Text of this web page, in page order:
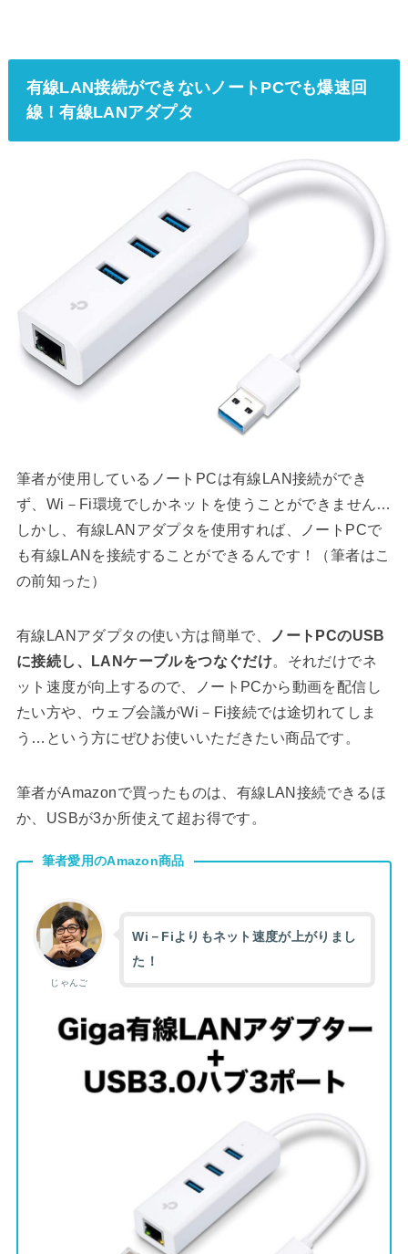
有線LAN接続ができないノートPCでも爆速回
線！有線LANアダプタ
筆者が使用しているノートPCは有線LAN接続ができ
ず、Wi－Fi環境でしかネットを使うことができません…
しかし、有線LANアダプタを使用すれば、ノートPCで
も有線LANを接続することができるんです！（筆者はこ
の前知った）
有線LANアダプタの使い方は簡単で、
ノートPCのUSB
に接続し、LANケーブルをつなぐだけ。それだけでネ
ット速度が向上するので、ノートPCから動画を配信し
たい方や、ウェブ会議がWi－Fi接続では途切れてしま
う…という方にぜひお使いいただきたい商品です。
筆者がAmazonで買ったものは、有線LAN接続できるほ
か、USBが3か所使えて超お得です。
筆者愛用のAmazon商品
じゃんご
Wi－Fiよりもネット速度が上がりまし
た！